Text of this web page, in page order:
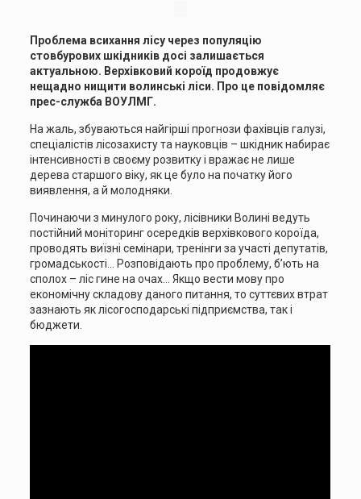
Проблема всихання лісу через популяцію
стовбурових шкідників досі залишається
актуальною. Верхівковий короїд продовжує
нещадно нищити волинські ліси. Про це повідомляє
прес-служба ВОУЛМГ.
На жаль, збуваються найгірші прогнози фахівців галузі,
спеціалістів лісозахисту та науковців – шкідник набирає
інтенсивності в своєму розвитку і вражає не лише
дерева старшого віку, як це було на початку його
виявлення, а й молодняки.
Починаючи з минулого року, лісівники Волині ведуть
постійний моніторинг осередків верхівкового короїда,
проводять виїзні семінари, тренінги за участі депутатів,
громадськості… Розповідають про проблему, б’ють на
сполох – ліс гине на очах… Якщо вести мову про
економічну складову даного питання, то суттєвих втрат
зазнають як лісогосподарські підприємства, так і
бюджети.